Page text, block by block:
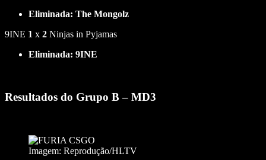
Eliminada: The Mongolz
9INE 1 x 2 Ninjas in Pyjamas
Eliminada: 9INE
Resultados do Grupo B – MD3
Imagem: Reprodução/HLTV